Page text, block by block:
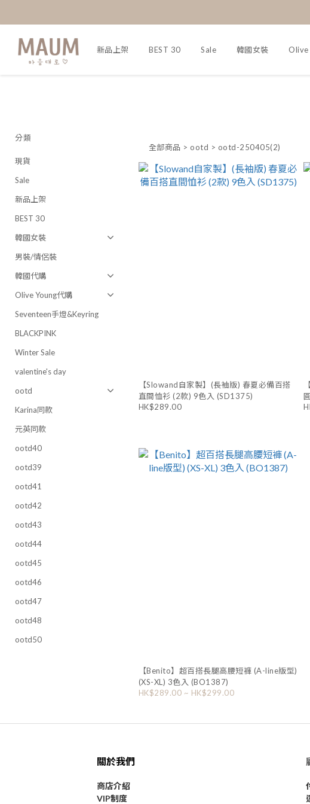
新品上架 BEST 30 Sale 韓國女裝 Olive
分類
現貨
Sale
新品上架
BEST 30
韓國女裝
男裝/情侶裝
韓國代購
Olive Young代購
Seventeen手燈&Keyring
BLACKPINK
Winter Sale
valentine's day
ootd
Karina同款
元英同款
ootd40
ootd39
ootd41
ootd42
ootd43
ootd44
ootd45
ootd46
ootd47
ootd48
ootd50
全部商品 > ootd > ootd-250405(2)
【Slowand自家製】(長袖版) 春夏必備百搭
直間恤衫 (2款) 9色入 (SD1375)
HK$289.00
【Benito】超百搭長腿高腰短褲 (A-line版型)
(XS-XL) 3色入 (BO1387)
HK$289.00 ~ HK$299.00
關於我們
商店介紹
VIP制度